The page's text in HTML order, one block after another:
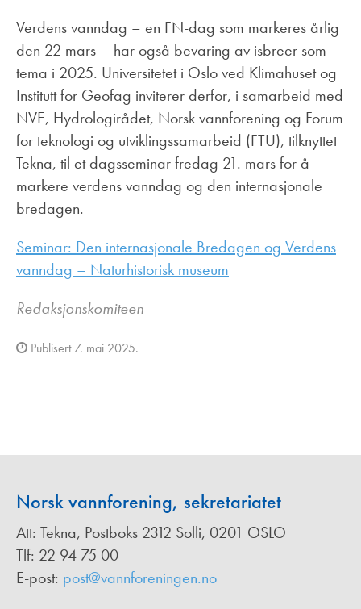
Verdens vanndag – en FN-dag som markeres årlig
den 22 mars – har også bevaring av isbreer som
tema i 2025. Universitetet i Oslo ved Klimahuset og
Institutt for Geofag inviterer derfor, i samarbeid med
NVE, Hydrologirådet, Norsk vannforening og Forum
for teknologi og utviklingssamarbeid (FTU), tilknyttet
Tekna, til et dagsseminar fredag 21. mars for å
markere verdens vanndag og den internasjonale
bredagen.
Seminar: Den internasjonale Bredagen og Verdens
vanndag – Naturhistorisk museum
Redaksjonskomiteen
Publisert 7. mai 2025.
Norsk vannforening, sekretariatet
Att: Tekna, Postboks 2312 Solli, 0201 OSLO
Tlf: 22 94 75 00
E-post: post@vannforeningen.no